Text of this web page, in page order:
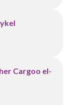
Cargoo el-